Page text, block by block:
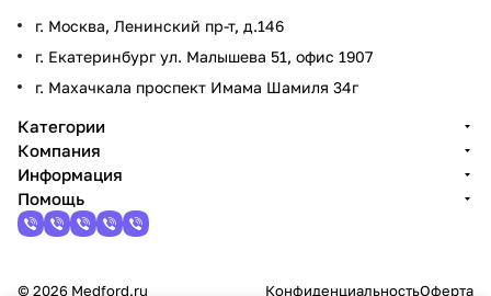
г. Москва, Ленинский пр-т, д.146
г. Екатеринбург ул. Малышева 51, офис 1907
г. Махачкала проспект Имама Шамиля 34г
Категории
Компания
Информация
Помощь
© 2026 Medford.ru КонфиденциальностьОферта